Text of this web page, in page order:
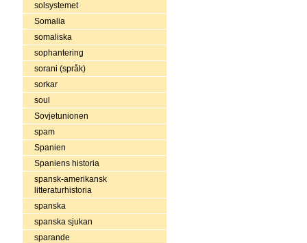
solsystemet
Somalia
somaliska
sophantering
sorani (språk)
sorkar
soul
Sovjetunionen
spam
Spanien
Spaniens historia
spansk-amerikansk
litteraturhistoria
spanska
spanska sjukan
sparande